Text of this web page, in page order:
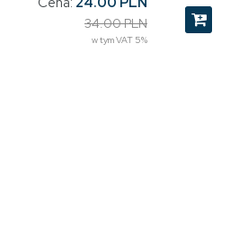
34.00 PLN
w tym VAT 5%